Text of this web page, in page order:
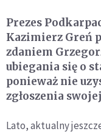
Prezes
Kazimierz Greń
zdaniem
ubiegania się o
ponieważ nie
zgłoszenia
Lato, aktualny